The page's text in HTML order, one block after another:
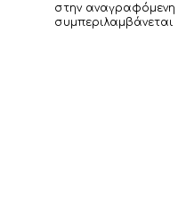
στην αναγραφόμενη